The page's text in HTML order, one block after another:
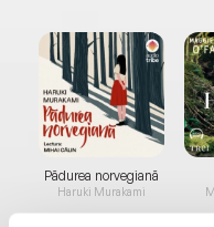
Pădurea norvegiană
Haruki Murakami